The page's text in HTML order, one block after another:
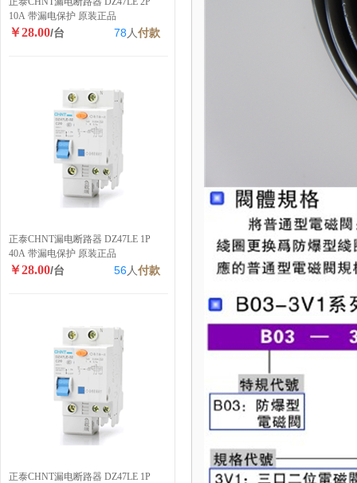
10A 带漏电保护 原装正品
￥28.00/台 78 人付款
正泰CHNT漏电断路器 DZ47LE 1P
40A 带漏电保护 原装正品
￥28.00/台 56人付款
正泰CHNT漏电断路器 DZ47LE 1P